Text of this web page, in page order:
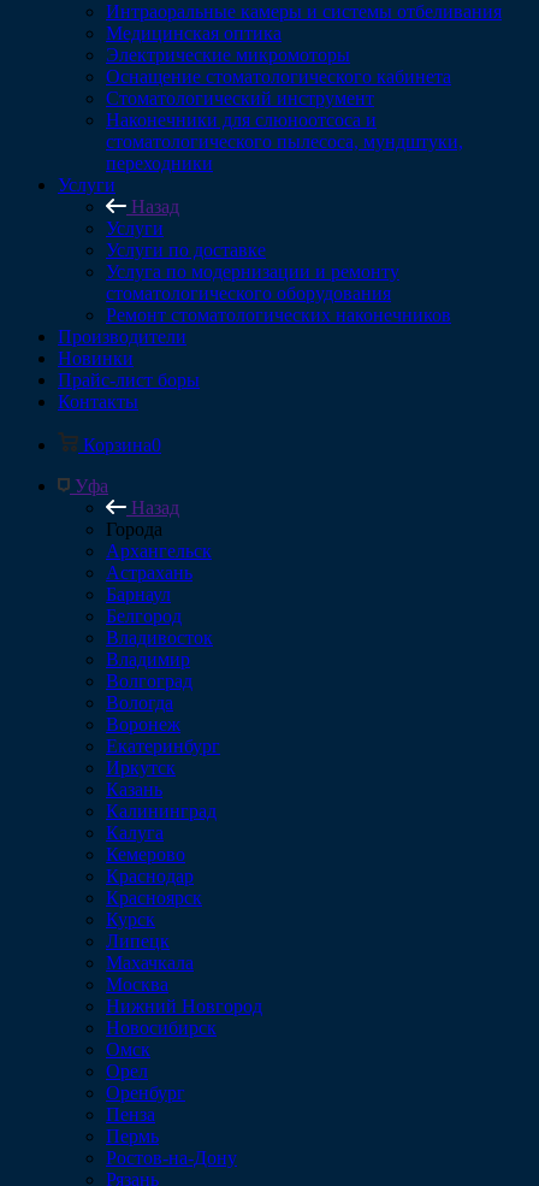
Интраоральные камеры и системы отбеливания
Медицинская оптика
Электрические микромоторы
Оснащение стоматологического кабинета
Стоматологический инструмент
Наконечники для слюноотсоса и
стоматологического пылесоса, мундштуки,
переходники
Услуги
Назад
Услуги
Услуги по доставке
Услуга по модернизации и ремонту
стоматологического оборудования
Ремонт стоматологических наконечников
Производители
Новинки
Прайс-лист боры
Контакты
Корзина0
Уфа
Назад
Города
Архангельск
Астрахань
Барнаул
Белгород
Владивосток
Владимир
Волгоград
Вологда
Воронеж
Екатеринбург
Иркутск
Казань
Калининград
Калуга
Кемерово
Краснодар
Красноярск
Курск
Липецк
Махачкала
Москва
Нижний Новгород
Новосибирск
Омск
Орел
Оренбург
Пенза
Пермь
Ростов-на-Дону
Рязань